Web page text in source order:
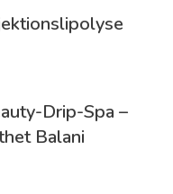
Drip-Spa –
Balani